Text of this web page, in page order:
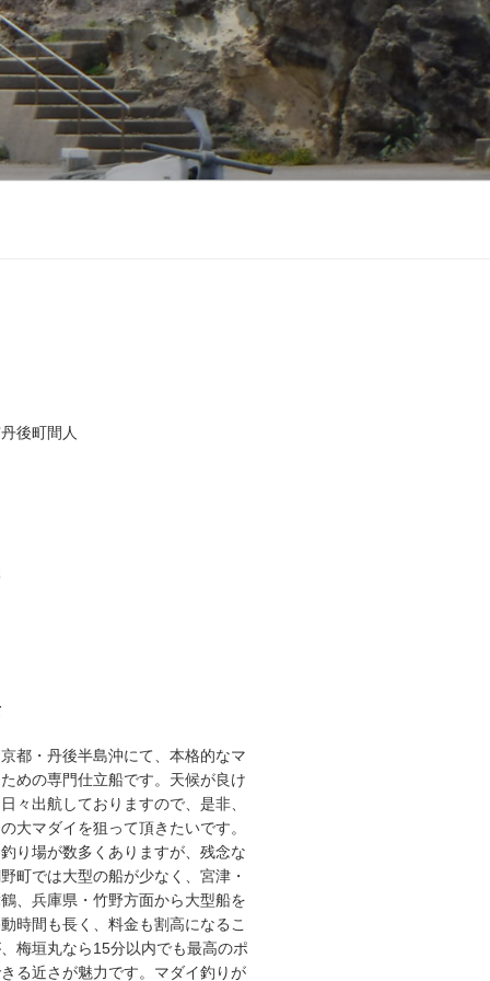
後町間人
都・丹後半島沖にて、本格的なマ
めの専門仕立船です。天候が良け
々出航しておりますので、是非、
大マダイを狙って頂きたいです。
り場が数多くありますが、残念な
町では大型の船が少なく、宮津・
、兵庫県・竹野方面から大型船を
時間も長く、料金も割高になるこ
梅垣丸なら15分以内でも最高のポ
る近さが魅力です。マダイ釣りが